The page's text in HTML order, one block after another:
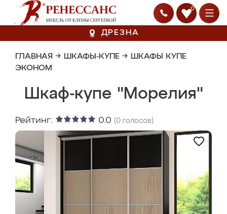
0
ДРЕЗНА
ГЛАВНАЯ → ШКАФЫ-КУПЕ → ШКАФЫ КУПЕ
ЭКОНОМ
Шкаф-купе "Морелия"
Рейтинг: 0.0 (0 голосов)